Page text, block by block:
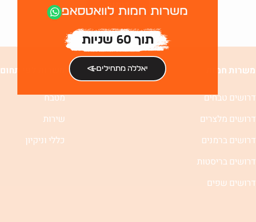
דומות
משרות חמות
דרושים טבחים
דרושים מלצרים
דרושים ברמנים
דרושים בריסטות
דרושים שפים
משרות לפי תחום
מטבח
שירות
כללי וניקיון
משרות חמות לוואטסאפ
תוך 60 שניות
יאללה מתחילים